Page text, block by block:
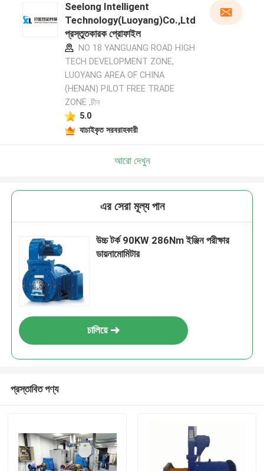
Seelong Intelligent
Technology(Luoyang)Co.,Ltd
প্রস্তুতকারক প্রোফাইল
NO 18 YANGUANG ROAD HIGH
TECH DEVELOPMENT ZONE,
LUOYANG AREA OF CHINA
(HENAN) PILOT FREE TRADE
ZONE ,চীন
5.0
যাচাইকৃত সরবরাহকারী
আরো দেখুন
এর সেরা মূল্য পান
উচ্চ টর্ক 90KW 286Nm ইঞ্জিন পরীক্ষার
ডায়নামোমিটার
চালিয়ে
প্রস্তাবিত পণ্য